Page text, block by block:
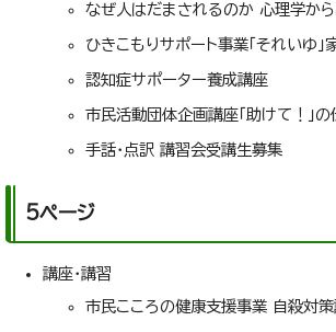
なぜ人はだまされるのか 心理学か
ひきこもりサポート事業「それいゆ」
認知症サポーター養成講座
市民活動団体企画講座「助けて！」
手話・点訳 講習会受講生募集
5ページ
講座・講習
市民こころの健康支援事業 自殺対